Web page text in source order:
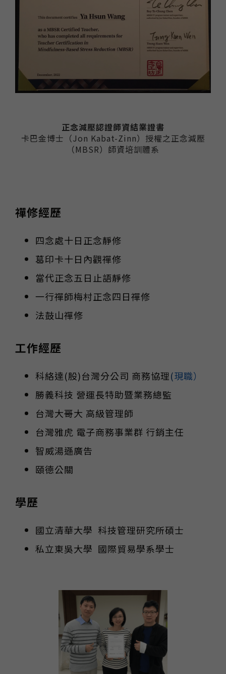
正念減壓認證師資結業證書
卡巴金博士（Jon Kabat-Zinn）授權之正念減壓
（MBSR）師資培訓體系
禪修經歷
四念處十日正念靜修
葛印卡十日內觀禪修
當代正念五日止語靜修
一行禪師梅村正念四日禪修
法鼓山禪修
工作經歷
科絡達(股)台灣分公司 商務協理(現職）
勝義科技 營運長特助暨業務總監
台灣大哥大 高級管理師
台灣雅虎 電子商務事業群 行銷主任
智威湯遜廣告
頤德公關
學歷
國立清華大學 科技管理研究所碩士
私立東吳大學 國際貿易學系學士